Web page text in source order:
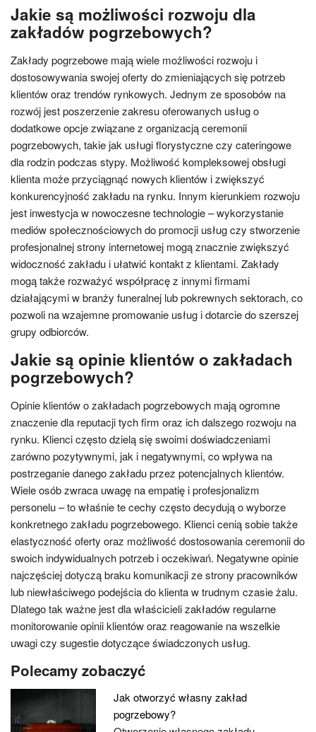
Jakie są możliwości rozwoju dla
zakładów pogrzebowych?
Zakłady pogrzebowe mają wiele możliwości rozwoju i
dostosowywania swojej oferty do zmieniających się potrzeb
klientów oraz trendów rynkowych. Jednym ze sposobów na
rozwój jest poszerzenie zakresu oferowanych usług o
dodatkowe opcje związane z organizacją ceremonii
pogrzebowych, takie jak usługi florystyczne czy cateringowe
dla rodzin podczas stypy. Możliwość kompleksowej obsługi
klienta może przyciągnąć nowych klientów i zwiększyć
konkurencyjność zakładu na rynku. Innym kierunkiem rozwoju
jest inwestycja w nowoczesne technologie – wykorzystanie
mediów społecznościowych do promocji usług czy stworzenie
profesjonalnej strony internetowej mogą znacznie zwiększyć
widoczność zakładu i ułatwić kontakt z klientami. Zakłady
mogą także rozważyć współpracę z innymi firmami
działającymi w branży funeralnej lub pokrewnych sektorach, co
pozwoli na wzajemne promowanie usług i dotarcie do szerszej
grupy odbiorców.
Jakie są opinie klientów o zakładach
pogrzebowych?
Opinie klientów o zakładach pogrzebowych mają ogromne
znaczenie dla reputacji tych firm oraz ich dalszego rozwoju na
rynku. Klienci często dzielą się swoimi doświadczeniami
zarówno pozytywnymi, jak i negatywnymi, co wpływa na
postrzeganie danego zakładu przez potencjalnych klientów.
Wiele osób zwraca uwagę na empatię i profesjonalizm
personelu – to właśnie te cechy często decydują o wyborze
konkretnego zakładu pogrzebowego. Klienci cenią sobie także
elastyczność oferty oraz możliwość dostosowania ceremonii do
swoich indywidualnych potrzeb i oczekiwań. Negatywne opinie
najczęściej dotyczą braku komunikacji ze strony pracowników
lub niewłaściwego podejścia do klienta w trudnym czasie żalu.
Dlatego tak ważne jest dla właścicieli zakładów regularne
monitorowanie opinii klientów oraz reagowanie na wszelkie
uwagi czy sugestie dotyczące świadczonych usług.
Polecamy zobaczyć
Jak otworzyć własny zakład
pogrzebowy?